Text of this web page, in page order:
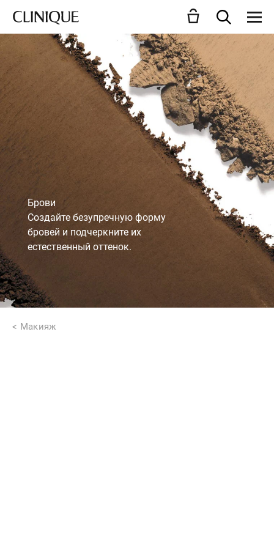
Брови
Создайте безупречную форму
бровей и подчеркните их
естественный оттенок.
Макияж